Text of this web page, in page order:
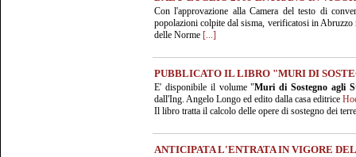
Con l'approvazione alla Camera del testo di
popolazioni colpite dal sisma, verificatosi in
delle Norme [...]
PUBBLICATO IL LIBRO "MURI DI
E' disponibile il volume "Muri di Sostegno agli
dall'Ing. Angelo Longo ed edito dalla casa editrice
Il libro tratta il calcolo delle opere di sostegno dei
ANTICIPATA L'ENTRATA IN VIGORE